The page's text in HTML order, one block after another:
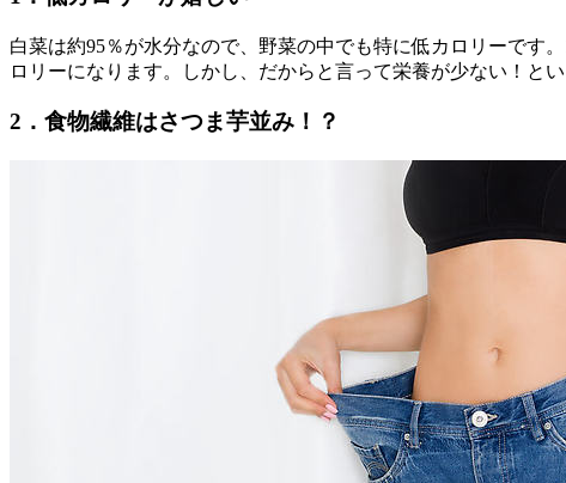
白菜は約95％が水分なので、野菜の中でも特に低カロリーです
ロリーになります。しかし、だからと言って栄養が少ない！
2．食物繊維はさつま芋並み！？